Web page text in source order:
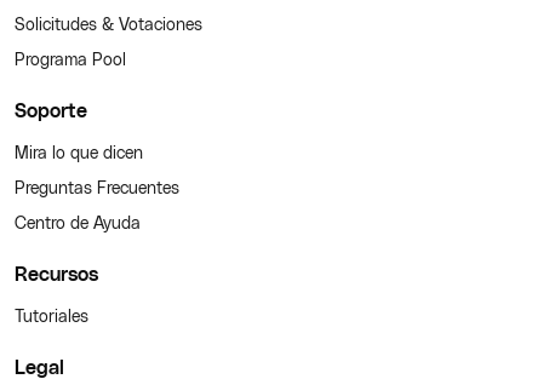
Solicitudes & Votaciones
Programa Pool
Soporte
Mira lo que dicen
Preguntas Frecuentes
Centro de Ayuda
Recursos
Tutoriales
Legal